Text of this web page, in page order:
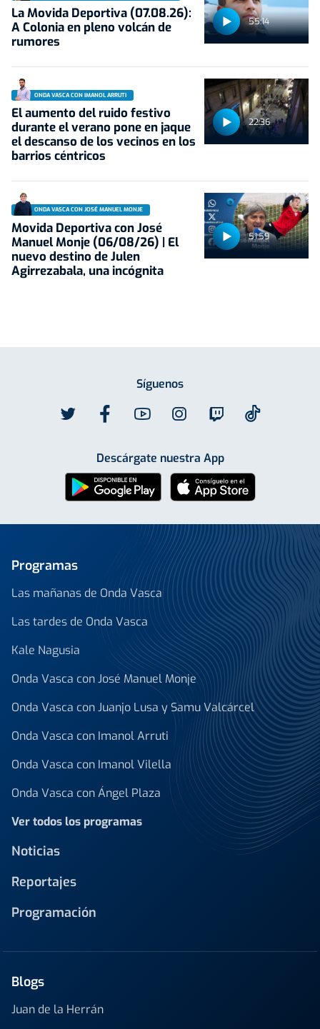
55:14
La Movida Deportiva (07.08.26):
A Colonia en pleno volcán de
rumores
22:36
ONDA VASCA CON IMANOL ARRUTI
El aumento del ruido festivo
durante el verano pone en jaque
el descanso de los vecinos en los
barrios céntricos
51:59
ONDA VASCA CON JOSÉ MANUEL MONJE
Movida Deportiva con José
Manuel Monje (06/08/26) | El
nuevo destino de Julen
Agirrezabala, una incógnita
Síguenos
Descárgate nuestra App
Programas
Las mañanas de Onda Vasca
Las tardes de Onda Vasca
Kale Nagusia
Onda Vasca con José Manuel Monje
Onda Vasca con Juanjo Lusa y Samu Valcárcel
Onda Vasca con Imanol Arruti
Onda Vasca con Imanol Vilella
Onda Vasca con Ángel Plaza
Ver todos los programas
Noticias
Reportajes
Programación
Blogs
Juan de la Herrán